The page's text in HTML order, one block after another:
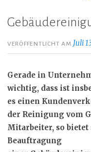
VERÖFFENTLICHT AM Juli
Gerade in
wichtig, dass ist
es einen
der Reinigung vom
Mitarbeiter, so
Beauftragung